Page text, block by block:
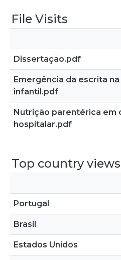
File Visits
Dissertação.pdf
Emergência da escrita
infantil.pdf
Nutrição parentérica em
hospitalar.pdf
Top country views
Portugal
Brasil
Estados Unidos